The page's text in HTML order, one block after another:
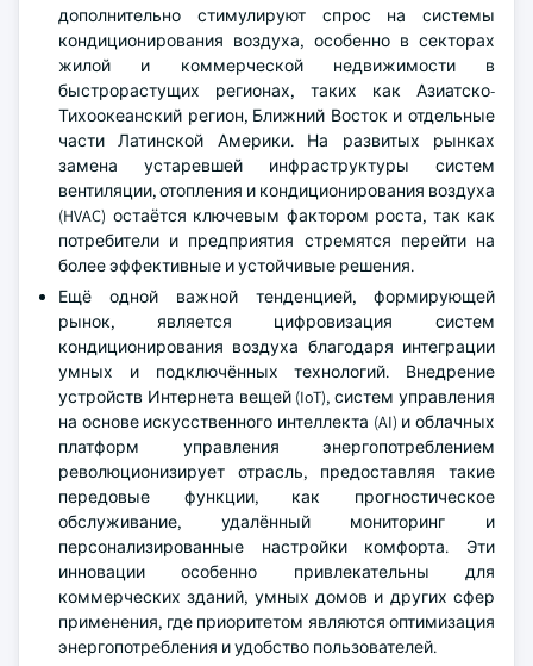
дополнительно стимулируют спрос на системы
кондиционирования воздуха, особенно в секторах
жилой и коммерческой недвижимости в
быстрорастущих регионах, таких как Азиатско-
Тихоокеанский регион, Ближний Восток и отдельные
части Латинской Америки. На развитых рынках
замена устаревшей инфраструктуры систем
вентиляции, отопления и кондиционирования воздуха
(HVAC) остаётся ключевым фактором роста, так как
потребители и предприятия стремятся перейти на
более эффективные и устойчивые решения.
Ещё одной важной тенденцией, формирующей
рынок, является цифровизация систем
кондиционирования воздуха благодаря интеграции
умных и подключённых технологий. Внедрение
устройств Интернета вещей (IoT), систем управления
на основе искусственного интеллекта (AI) и облачных
платформ управления энергопотреблением
революционизирует отрасль, предоставляя такие
передовые функции, как прогностическое
обслуживание, удалённый мониторинг и
персонализированные настройки комфорта. Эти
инновации особенно привлекательны для
коммерческих зданий, умных домов и других сфер
применения, где приоритетом являются оптимизация
энергопотребления и удобство пользователей.